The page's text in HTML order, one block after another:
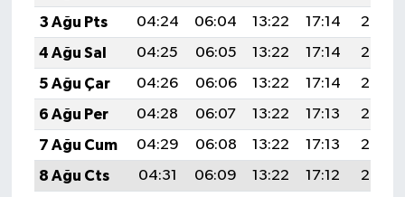
3 Ağu Pts
04:24 06:04 13:22 17:14
20:30
4 Ağu Sal
04:25 06:05 13:22 17:14
20:29
5 Ağu Çar
04:26 06:06 13:22 17:14
20:28
6 Ağu Per
04:28 06:07 13:22 17:13
20:27
7 Ağu Cum
04:29 06:08 13:22 17:13
20:26
8 Ağu Cts
04:31 06:09 13:22 17:12
20:25